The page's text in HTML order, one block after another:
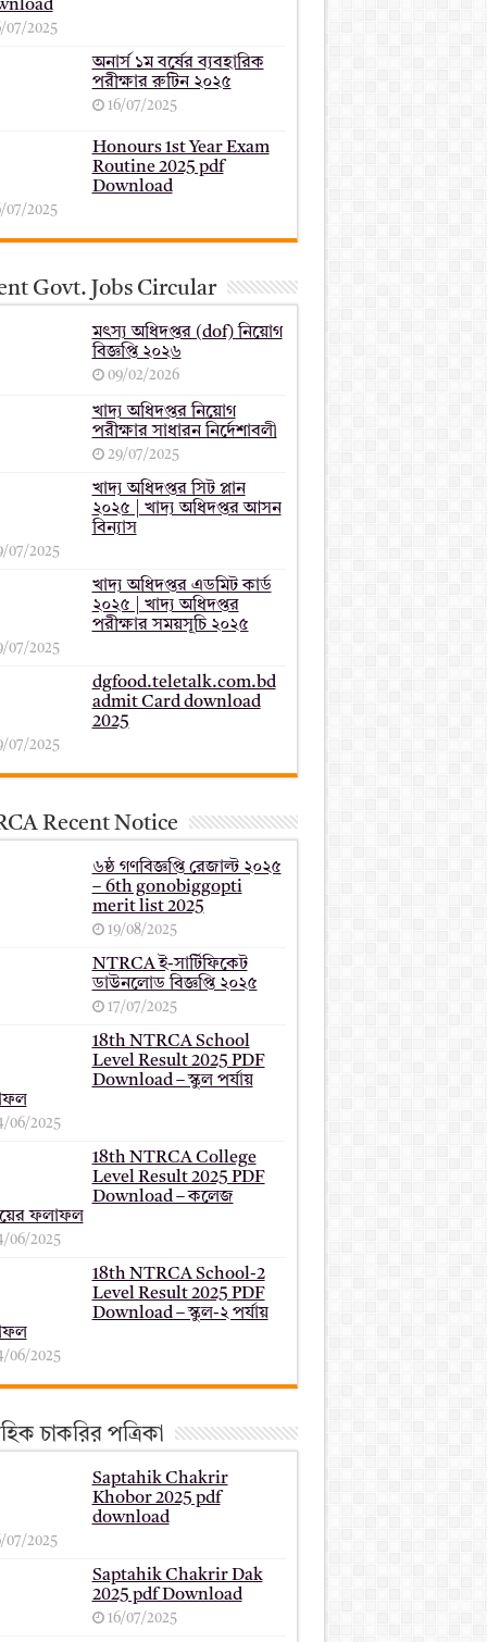
07/2025
অনার্স ১ম বর্ষের ব্যবহারিক
পরীক্ষার ‍রুটিন ২০২৫
16/07/2025
Honours 1st Year Exam
Routine 2025 pdf
Download
07/2025
Govt. Jobs Circular
মৎস্য অধিদপ্তর (dof) নিয়োগ
বিজ্ঞপ্তি ২০২৬
09/02/2026
খাদ্য অধিদপ্তর নিয়োগ
পরীক্ষার সাধারন নির্দেশাবলী
29/07/2025
খাদ্য অধিদপ্তর সিট প্লান
২০২৫ | খাদ্য অধিদপ্তর আসন
বিন্যাস
07/2025
খাদ্য অধিদপ্তর এডমিট কার্ড
২০২৫ | খাদ্য অধিদপ্তর
পরীক্ষার সময়সূচি ২০২৫
07/2025
dgfood.teletalk.com.bd
admit Card download
2025
07/2025
Recent Notice
৬ষ্ঠ গণবিজ্ঞপ্তি রেজাল্ট ২০২৫
– 6th gonobiggopti
merit list 2025
19/08/2025
NTRCA ই-সার্টিফিকেট
ডাউনলোড বিজ্ঞপ্তি ২০২৫
17/07/2025
18th NTRCA School
Level Result 2025 PDF
Download – স্কুল পর্যায়
06/2025
18th NTRCA College
Level Result 2025 PDF
Download – কলেজ
ফলাফল
06/2025
18th NTRCA School-2
Level Result 2025 PDF
Download – স্কুল-২ পর্যায়
06/2025
চাকরির পত্রিকা
Saptahik Chakrir
Khobor 2025 pdf
download
07/2025
Saptahik Chakrir Dak
2025 pdf Download
16/07/2025